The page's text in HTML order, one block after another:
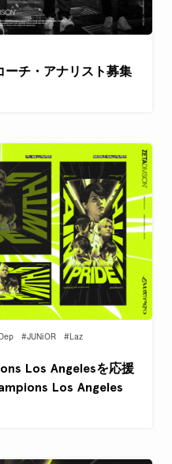
ーチ・アナリスト募集
#JUNiOR
#Laz
Los Angelesを応援
Los Angeles